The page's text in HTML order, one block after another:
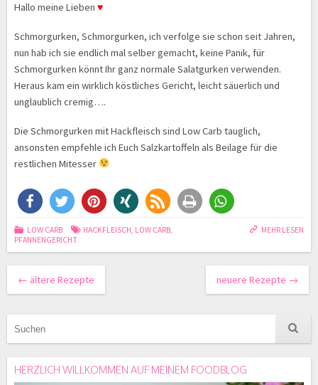
Hallo meine Lieben ♥
Schmorgurken, Schmorgurken, ich verfolge sie schon seit Jahren,
nun hab ich sie endlich mal selber gemacht, keine Panik, für
Schmorgurken könnt Ihr ganz normale Salatgurken verwenden.
Heraus kam ein wirklich köstliches Gericht, leicht säuerlich und
unglaublich cremig….
Die Schmorgurken mit Hackfleisch sind Low Carb tauglich,
ansonsten empfehle ich Euch Salzkartoffeln als Beilage für die
restlichen Mitesser
MEHR LESEN
LOW CARB HACKFLEISCH, LOW CARB,
PFANNENGERICHT
← ältere Rezepte neuere Rezepte →
HERZLICH WILLKOMMEN AUF MEINEM FOODBLOG